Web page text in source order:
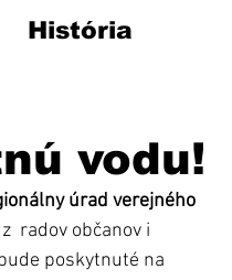
História
vodu!
úrad verejného
radov občanov i
poskytnuté na